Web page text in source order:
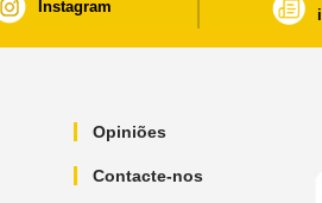
Instagram
Opiniões
Contacte-nos